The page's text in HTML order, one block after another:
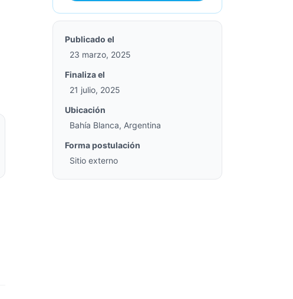
Publicado el
23 marzo, 2025
Finaliza el
21 julio, 2025
Ubicación
Bahía Blanca, Argentina
Forma postulación
Sitio externo